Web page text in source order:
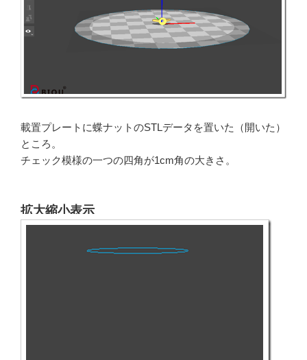
載置プレートに蝶ナットのSTLデータを置いた（開いた）
ところ。
チェック模様の一つの四角が1cm角の大きさ。
拡大縮小表示